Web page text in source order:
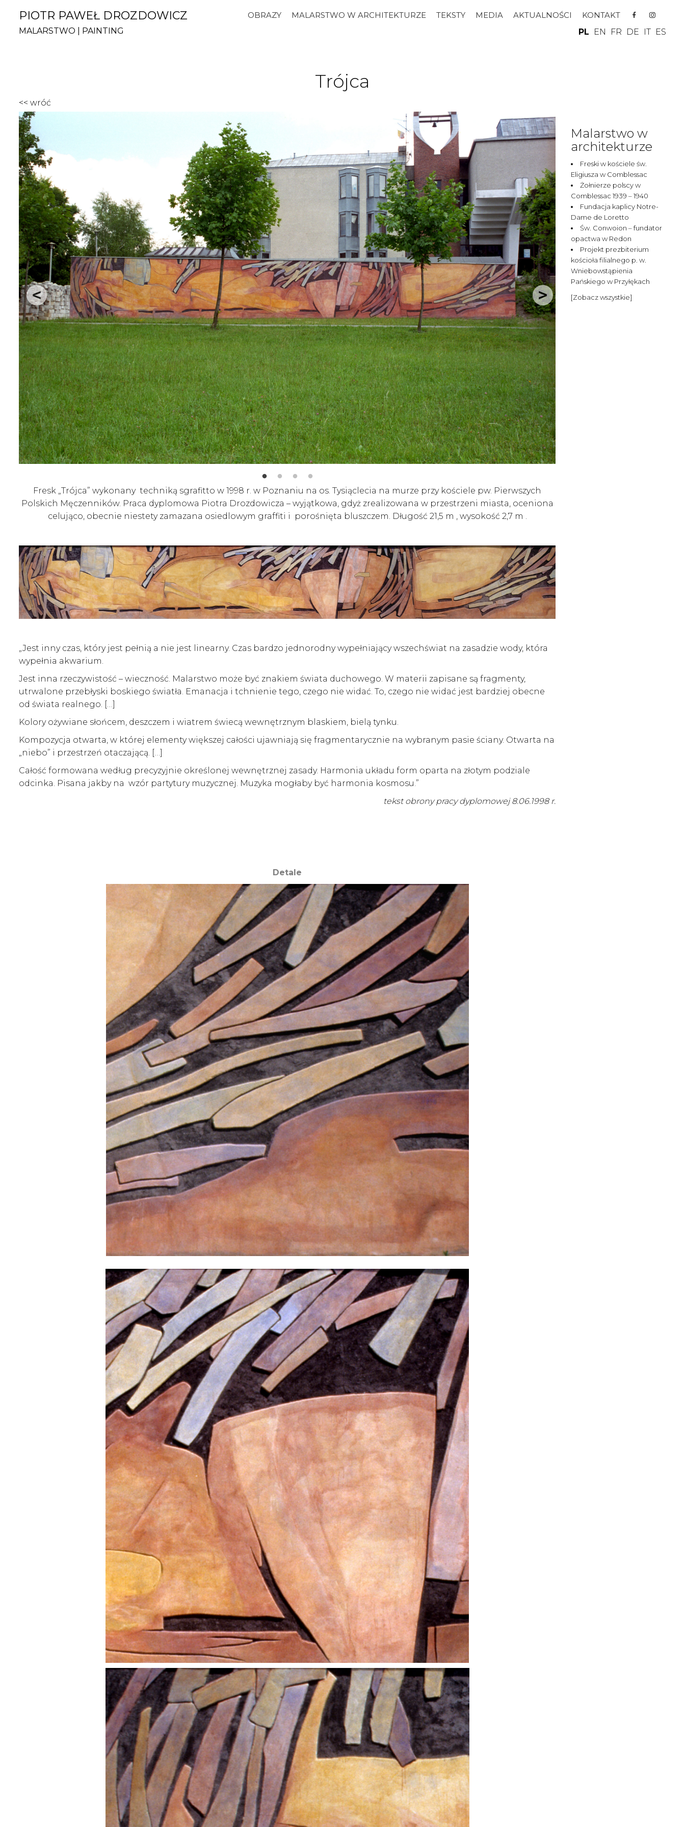
PIOTR PAWEŁ DROZDOWICZ
MALARSTWO | PAINTING
OBRAZY MALARSTWO W ARCHITEKTURZE TEKSTY MEDIA AKTUALNOŚCI
KONTAKT
PL
EN FR DE IT ES
Trójca
<< wróć
Fresk „Trójca” wykonany techniką sgrafitto w 1998 r. w Poznaniu na os. Tysiąclecia na murze przy kościele pw. Pierwszych
Polskich Męczenników. Praca dyplomowa Piotra Drozdowicza – wyjątkowa, gdyż zrealizowana w przestrzeni miasta, oceniona
celująco, obecnie niestety zamazana osiedlowym graffiti i porośnięta bluszczem. Długość 21,5 m , wysokość 2,7 m .
„Jest inny czas, który jest pełnią a nie jest linearny. Czas bardzo jednorodny wypełniający wszechświat na zasadzie wody, która
wypełnia akwarium.
Jest inna rzeczywistość – wieczność. Malarstwo może być znakiem świata duchowego. W materii zapisane są fragmenty,
utrwalone przebłyski boskiego światła. Emanacja i tchnienie tego, czego nie widać. To, czego nie widać jest bardziej obecne
od świata realnego. […]
Kolory ożywiane słońcem, deszczem i wiatrem świecą wewnętrznym blaskiem, bielą tynku.
Kompozycja otwarta, w której elementy większej całości ujawniają się fragmentarycznie na wybranym pasie ściany. Otwarta na
„niebo” i przestrzeń otaczającą. […]
Całość formowana według precyzyjnie określonej wewnętrznej zasady. Harmonia układu form oparta na złotym podziale
odcinka. Pisana jakby na wzór partytury muzycznej. Muzyka mogłaby być harmonia kosmosu.”
tekst obrony pracy dyplomowej 8.06.1998 r.
Detale
Malarstwo w
architekturze
Freski w kościele św.
Eligiusza w Comblessac
Żołnierze polscy w
Comblessac 1939 – 1940
Fundacja kaplicy Notre-
Dame de Loretto
Św. Conwoion – fundator
opactwa w Redon
Projekt prezbiterium
kościoła filialnego p. w.
Wniebowstąpienia
Pańskiego w Przyłękach
[Zobacz wszystkie]